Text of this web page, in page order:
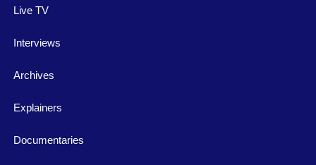
Live TV
Interviews
Archives
Explainers
Documentaries